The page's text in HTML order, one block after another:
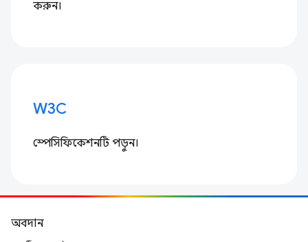
করুন।
W3C
স্পেসিফিকেশনটি পড়ুন।
অবদান